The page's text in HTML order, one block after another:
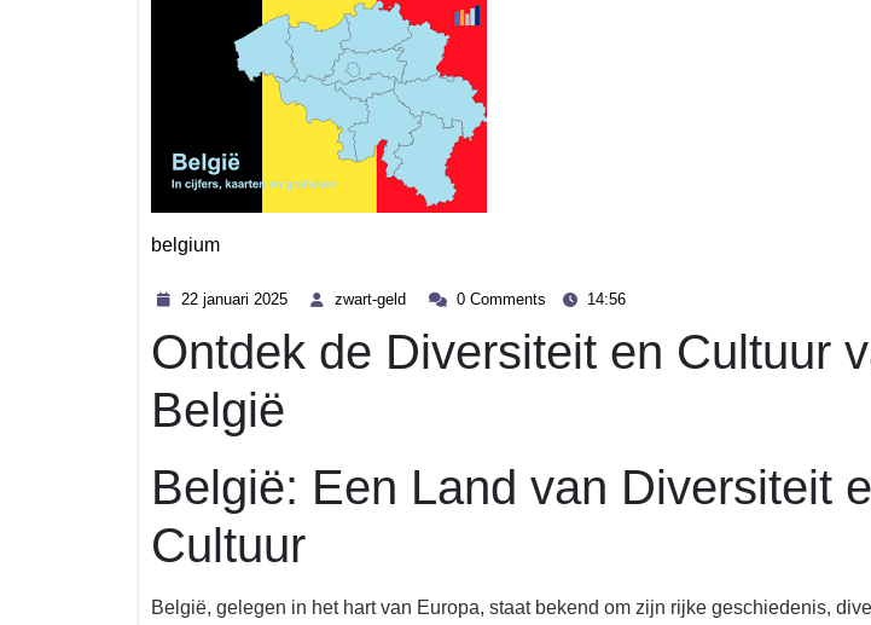
belgium
22 januari 2025
2025
zwart-geld
zwart- 0 Comments 14:56
Ontdek de Diversiteit en Cultuur
België
België: Een Land van Diversiteit
Cultuur
België, gelegen in het hart van Europa, staat bekend om zijn rijke geschiedenis,